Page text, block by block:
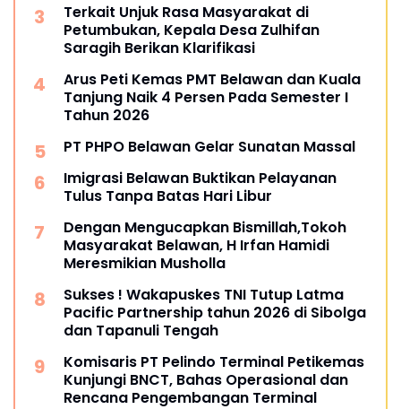
Terkait Unjuk Rasa Masyarakat di
Petumbukan, Kepala Desa Zulhifan
Saragih Berikan Klarifikasi
Arus Peti Kemas PMT Belawan dan Kuala
Tanjung Naik 4 Persen Pada Semester I
Tahun 2026
PT PHPO Belawan Gelar Sunatan Massal
Imigrasi Belawan Buktikan Pelayanan
Tulus Tanpa Batas Hari Libur
Dengan Mengucapkan Bismillah,Tokoh
Masyarakat Belawan, H Irfan Hamidi
Meresmikian Musholla
Sukses ! Wakapuskes TNI Tutup Latma
Pacific Partnership tahun 2026 di Sibolga
dan Tapanuli Tengah
Komisaris PT Pelindo Terminal Petikemas
Kunjungi BNCT, Bahas Operasional dan
Rencana Pengembangan Terminal